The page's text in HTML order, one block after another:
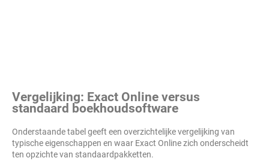
Vergelijking: Exact Online versus
standaard boekhoudsoftware
Onderstaande tabel geeft een overzichtelijke vergelijking van
typische eigenschappen en waar Exact Online zich onderscheidt
ten opzichte van standaardpakketten.